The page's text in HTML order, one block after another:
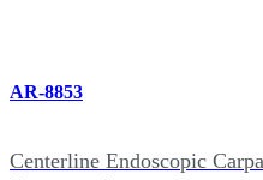
AR-8853
Centerline Endoscopic